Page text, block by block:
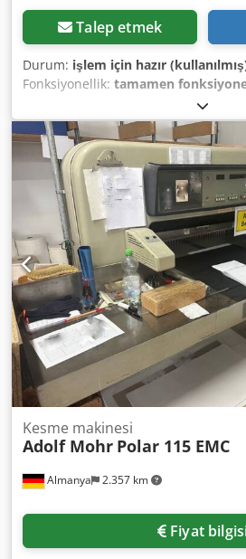
Talep etmek
Durum: işlem için hazır
Fonksiyonellik: tamamen
, giriş voltajı:
trifaze, toplam uzunluk:5.000 mm,
mm, toplam yükseklik:2.000 mm ,
halinde kesim yapan döner kesme
mukavva ve kağıt Dedozi S Agspfx
kesme Rulo çapı maksimum 1500
Almanya 2.357 km
Kesme makinesi
Adolf Mohr Polar 115 EMC
Fiyat